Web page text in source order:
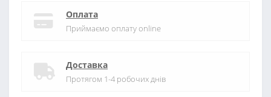
Оплата
Приймаємо оплату online
Доставка
Протягом 1-4 робочих днів